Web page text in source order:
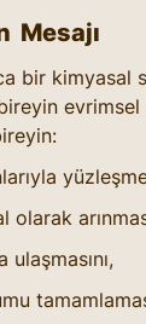
Mesajı
bir kimyasal
ulaşmasını,